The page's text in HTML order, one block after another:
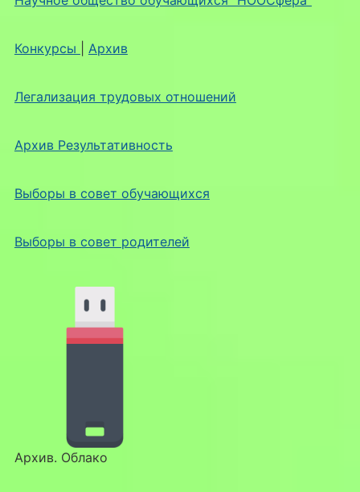
Конкурсы Архив
Легализация трудовых отношений
Архив Результативность
Выборы в совет обучающихся
Выборы в совет родителей
Архив. Облако